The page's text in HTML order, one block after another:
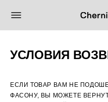
УСЛОВИЯ
ЕСЛИ ТОВАР ВАМ НЕ
ФАСОНУ, ВЫ МОЖЕТЕ